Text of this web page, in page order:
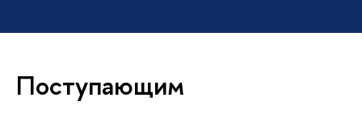
Поступающим